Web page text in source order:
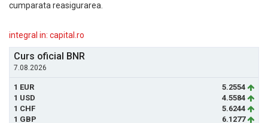
cumparata reasigurarea.
integral in: capital.ro
Curs oficial BNR
7.08.2026
1 EUR
5.2554
1 USD
4.5584
1 CHF
5.6244
1 GBP
6.1277